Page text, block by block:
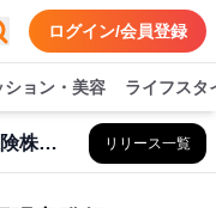
ログイン/会員登録
ション・美容 ライフスタ
あいおいニッセイ同和損害保険株式会社 共栄火災海上保険株式会社 損害保険ジャパン株式会社 東京海上日動火災保険株式会社 日新火災海上保険株式会社 三井住友海上火災保険株式会社 一般社団法人日本損害保険協会 トッパン・フォームズ株式会社 リリース一覧